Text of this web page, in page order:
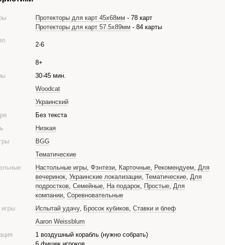
Протекторы для карт 45х68мм - 78 карт
Протекторы для карт 57.5х89мм - 84 карты
2-6
8+
30-45 мин.
Woodcat
Украинский
Без текста
Низкая
BGG
Тематические
Настольные игры,Фэнтези, Карточные, Рекомендуем,Для
вечеринок,Украинские локализации,Тематические,Для
подростков,Семейные, На подарок, Простые,Для
компании,Соревновательные
Испытай удачу, Бросок кубиков,Ставки и блеф
Aaron Weissblum
1 воздушный корабль (нужно собрать)